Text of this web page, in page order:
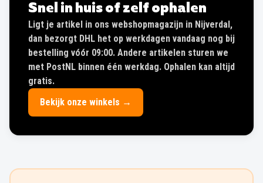
Snel in huis of zelf ophalen
Ligt je artikel in ons webshopmagazijn in Nijverdal,
dan bezorgt DHL het op werkdagen vandaag nog bij
bestelling vóór 09:00. Andere artikelen sturen we
met PostNL binnen één werkdag. Ophalen kan altijd
gratis.
Bekijk onze winkels →